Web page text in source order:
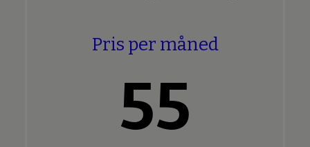
Pris per måned
55